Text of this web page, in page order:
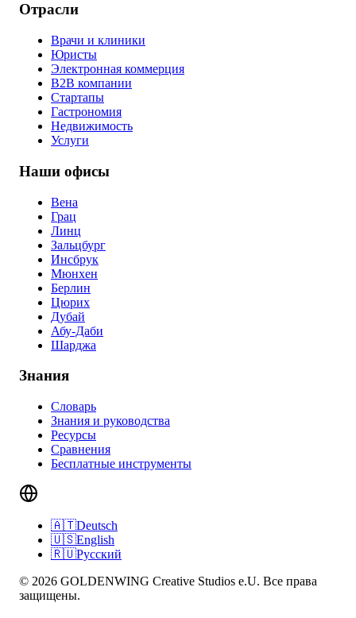
Отрасли
Врачи и клиники
Юристы
Электронная коммерция
B2B компании
Стартапы
Гастрономия
Недвижимость
Услуги
Наши офисы
Вена
Грац
Линц
Зальцбург
Инсбрук
Мюнхен
Берлин
Цюрих
Дубай
Абу-Даби
Шарджа
Знания
Словарь
Знания и руководства
Ресурсы
Сравнения
Бесплатные инструменты
🇦🇹Deutsch
🇺🇸English
🇷🇺Русский
© 2026 GOLDENWING Creative Studios e.U. Все права
защищены.